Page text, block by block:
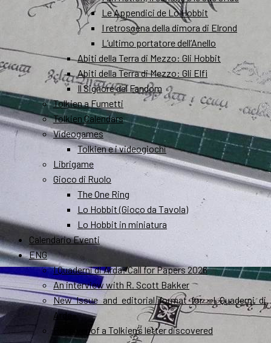
Le Appendici de Lo Hobbit
I retroscena della dimora di Elrond
L’ultimo portatore dell’Anello
Abiti della Terra di Mezzo: Gli Hobbit
Abiti della Terra di Mezzo: Gli Elfi
Il Signore del Fandom
Tolkien a Fumetti
Tolkien Calendars
Videogames
Tolkien e i videogiochi
Librigame
Gioco di Ruolo
The One Ring
Lo Hobbit (Gioco da Tavola)
Lo Hobbit in miniatura
Calendario Eventi
ENG
I Quaderni di Arda: Call for Papers 2026
An interview with R. Scott Bakker
New Issue and editorial format for «I Quaderni di
Arda»
Receiver of a Tolkien’s letter discovered